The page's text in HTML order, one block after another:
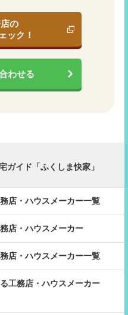
の
ック！
わせる
ガイド「ふくしま快家」
店・ハウスメーカー一覧
店・ハウスメーカー
店・ハウスメーカー一覧
工務店・ハウスメーカー